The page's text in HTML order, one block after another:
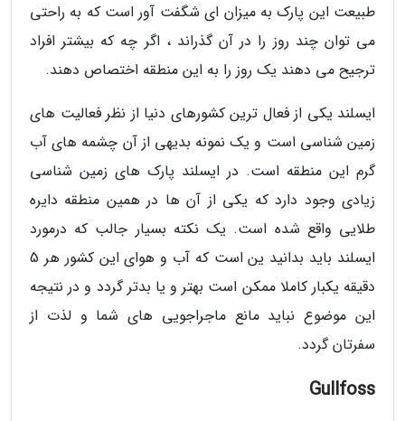
طبیعت این پارک به میزان ای شگفت آور است که به راحتی
می توان چند روز را در آن گذراند ، اگر چه که بیشتر افراد
ترجیح می دهند یک روز را به این منطقه اختصاص دهند.
ایسلند یکی از فعال ترین کشورهای دنیا از نظر فعالیت های
زمین شناسی است و یک نمونه بدیهی از آن چشمه های آب
گرم این منطقه است. در ایسلند پارک های زمین شناسی
زیادی وجود دارد که یکی از آن ها در همین منطقه دایره
طلایی واقع شده است. یک نکته بسیار جالب که درمورد
ایسلند باید بدانید ین است که آب و هوای این کشور هر 5
دقیقه یکبار کاملا ممکن است بهتر و یا بدتر گردد و در نتیجه
این موضوع نباید مانع ماجراجویی های شما و لذت از
سفرتان گردد.
Gullfoss